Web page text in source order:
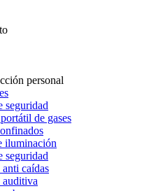
personal
seguridad
de gases
iluminación
seguridad
caídas
auditiva